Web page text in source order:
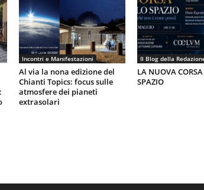
Incontri e Manifestazioni
Al via la nona edizione del
Chianti Topics: focus sulle
atmosfere dei pianeti
extrasolari
Il Blog della
LA NUOVA
SPAZIO